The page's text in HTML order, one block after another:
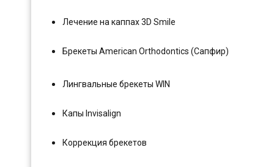
Лечение на каппах 3D Smile
Брекеты American Orthodontics (Сапфир)
Лингвальные брекеты WIN
Капы Invisalign
Коррекция брекетов